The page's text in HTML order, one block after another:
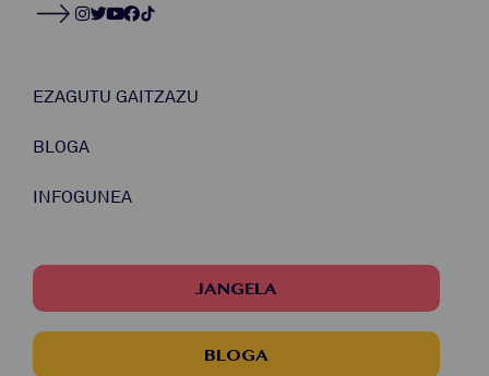
EZAGUTU GAITZAZU
BLOGA
INFOGUNEA
JANGELA
BLOGA